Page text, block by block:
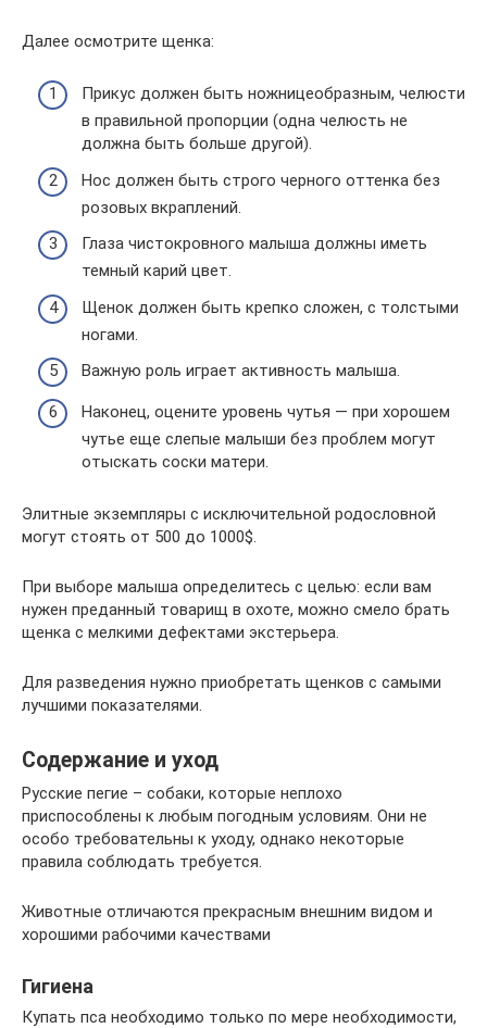
Далее осмотрите щенка:
Прикус должен быть ножницеобразным, челюсти
в правильной пропорции (одна челюсть не
должна быть больше другой).
Нос должен быть строго черного оттенка без
розовых вкраплений.
Глаза чистокровного малыша должны иметь
темный карий цвет.
Щенок должен быть крепко сложен, с толстыми
ногами.
Важную роль играет активность малыша.
Наконец, оцените уровень чутья — при хорошем
чутье еще слепые малыши без проблем могут
отыскать соски матери.
Элитные экземпляры с исключительной родословной
могут стоять от 500 до 1000$.
При выборе малыша определитесь с целью: если вам
нужен преданный товарищ в охоте, можно смело брать
щенка с мелкими дефектами экстерьера.
Для разведения нужно приобретать щенков с самыми
лучшими показателями.
Содержание и уход
Русские пегие – собаки, которые неплохо
приспособлены к любым погодным условиям. Они не
особо требовательны к уходу, однако некоторые
правила соблюдать требуется.
Животные отличаются прекрасным внешним видом и
хорошими рабочими качествами
Гигиена
Купать пса необходимо только по мере необходимости,